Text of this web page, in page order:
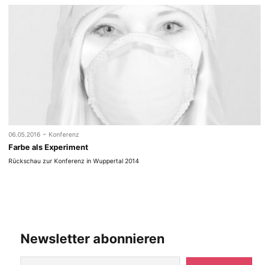
06.05.2016 - Konferenz
Farbe als Experiment
Rückschau zur Konferenz in Wuppertal 2014
Newsletter abonnieren